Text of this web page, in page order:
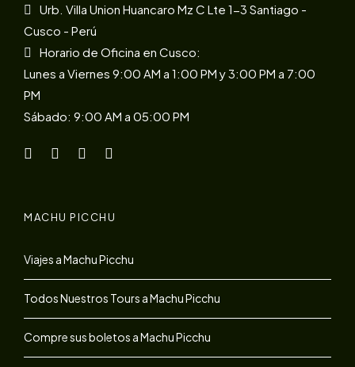
Urb. Villa Union Huancaro Mz C Lte 1-3 Santiago -
Cusco - Perú
Horario de Oficina en Cusco:
Lunes a Viernes 9:00 AM a 1:00 PM y 3:00 PM a 7:00
PM
Sábado: 9:00 AM a 05:00 PM
MACHU PICCHU
Viajes a Machu Picchu
Todos Nuestros Tours a Machu Picchu
Compre sus boletos a Machu Picchu